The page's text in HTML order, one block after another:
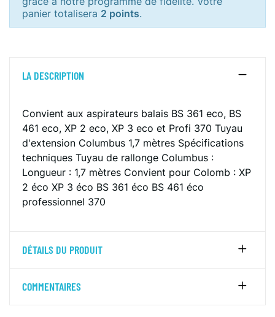
panier totalisera 2 points.
LA DESCRIPTION
Convient aux aspirateurs balais BS 361 eco, BS
461 eco, XP 2 eco, XP 3 eco et Profi 370 Tuyau
d'extension Columbus 1,7 mètres Spécifications
techniques Tuyau de rallonge Columbus :
Longueur : 1,7 mètres Convient pour Colomb : XP
2 éco XP 3 éco BS 361 éco BS 461 éco
professionnel 370
DÉTAILS DU PRODUIT
COMMENTAIRES